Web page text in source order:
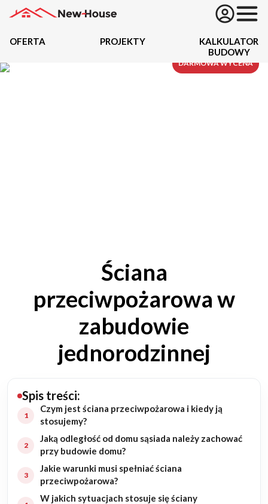
Rozbudowa
Budynki biurowe
Realizacje
Referencje
Filmy
OFERTA PROJEKTY
KALKULATOR
BUDOWY
Ściana
przeciwpożarowa w
zabudowie
jednorodzinnej
Spis treści:
Czym jest ściana przeciwpożarowa i kiedy ją
stosujemy?
Jaką odległość od domu sąsiada należy zachować
przy budowie domu?
Jakie warunki musi spełniać ściana
przeciwpożarowa?
W jakich sytuacjach stosuje się ściany
DARMOWA WYCENA